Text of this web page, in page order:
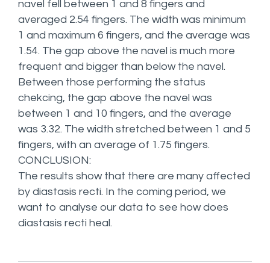
navel fell between 1 and 8 fingers and
averaged 2.54 fingers. The width was minimum
1 and maximum 6 fingers, and the average was
1.54. The gap above the navel is much more
frequent and bigger than below the navel.
Between those performing the status
chekcing, the gap above the navel was
between 1 and 10 fingers, and the average
was 3.32. The width stretched between 1 and 5
fingers, with an average of 1.75 fingers.
CONCLUSION:
The results show that there are many affected
by diastasis recti. In the coming period, we
want to analyse our data to see how does
diastasis recti heal.